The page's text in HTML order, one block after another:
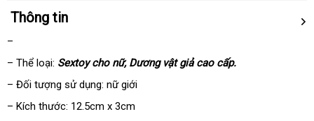
Thông tin
–
– Thể loại: Sextoy cho nữkhách
hàng
, Dương vật giả cao cấp.
– Đối tượng sử dụng: nữ giới
– Kích thước: 12.5cm x 3cm